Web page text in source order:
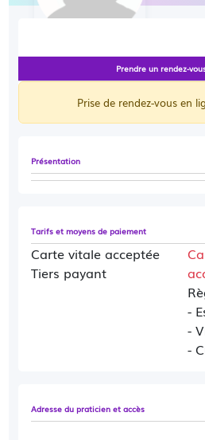
Présentation
Tarifs et moyens de paiement
Carte vitale acceptée
Tiers payant
-
-
-
Adresse du praticien et accès
Prendre un rendez-
Prise de rendez-vous en